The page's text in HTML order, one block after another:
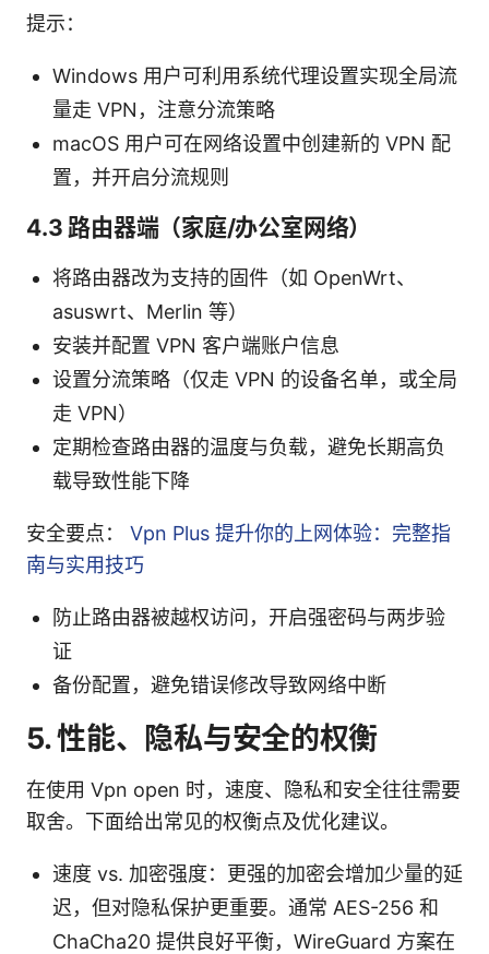
提示：
Windows 用户可利用系统代理设置实现全局流
量走 VPN，注意分流策略
macOS 用户可在网络设置中创建新的 VPN 配
置，并开启分流规则
4.3 路由器端（家庭/办公室网络）
将路由器改为支持的固件（如 OpenWrt、
asuswrt、Merlin 等）
安装并配置 VPN 客户端账户信息
设置分流策略（仅走 VPN 的设备名单，或全局
走 VPN）
定期检查路由器的温度与负载，避免长期高负
载导致性能下降
安全要点： Vpn Plus 提升你的上网体验：完整指
南与实用技巧
防止路由器被越权访问，开启强密码与两步验
证
备份配置，避免错误修改导致网络中断
5. 性能、隐私与安全的权衡
在使用 Vpn open 时，速度、隐私和安全往往需要
取舍。下面给出常见的权衡点及优化建议。
速度 vs. 加密强度：更强的加密会增加少量的延
迟，但对隐私保护更重要。通常 AES-256 和
ChaCha20 提供良好平衡，WireGuard 方案在